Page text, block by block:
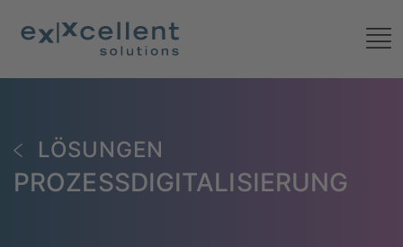
LÖSUNGEN
PROZESSDIGITALISIERUNG